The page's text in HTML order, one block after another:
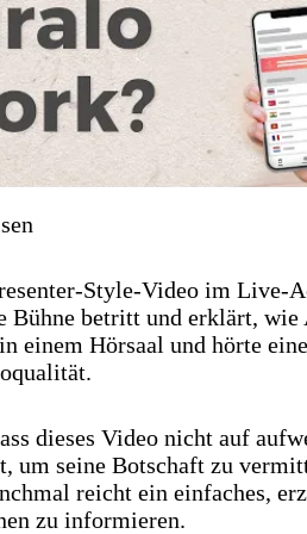
Style-Video im Live-
Bühne betritt und erklärt,
einem Hörsaal und hörte
dieses Video nicht auf
um seine Botschaft zu
reicht ein einfaches,
zu informieren.